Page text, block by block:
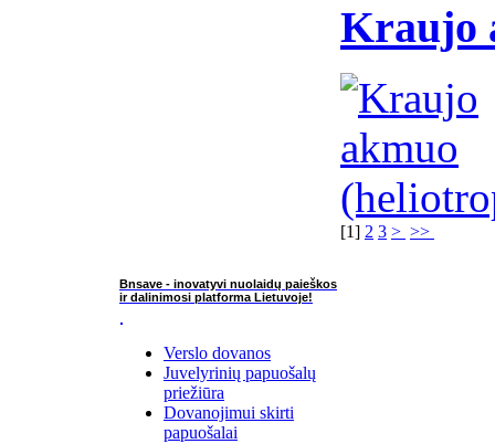
Kraujo
[1] 2 3 > >>
Bnsave - inovatyvi nuolaidų paieškos
ir dalinimosi platforma Lietuvoje!
Verslo dovanos
Juvelyrinių papuošalų
priežiūra
Dovanojimui skirti
papuošalai